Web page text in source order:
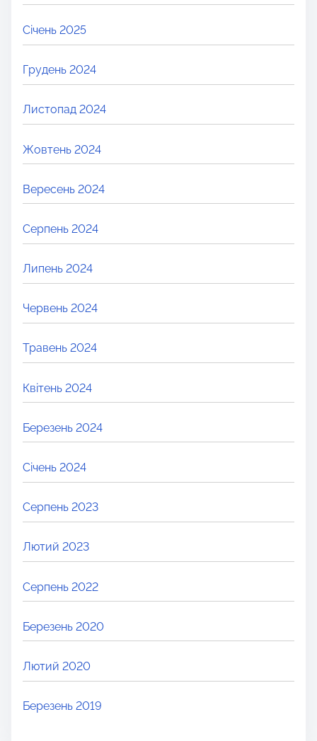
Січень 2025
Грудень 2024
Листопад 2024
Жовтень 2024
Вересень 2024
Серпень 2024
Липень 2024
Червень 2024
Травень 2024
Квітень 2024
Березень 2024
Січень 2024
Серпень 2023
Лютий 2023
Серпень 2022
Березень 2020
Лютий 2020
Березень 2019